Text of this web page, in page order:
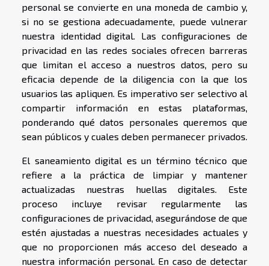
personal se convierte en una moneda de cambio y,
si no se gestiona adecuadamente, puede vulnerar
nuestra identidad digital. Las configuraciones de
privacidad en las redes sociales ofrecen barreras
que limitan el acceso a nuestros datos, pero su
eficacia depende de la diligencia con la que los
usuarios las apliquen. Es imperativo ser selectivo al
compartir información en estas plataformas,
ponderando qué datos personales queremos que
sean públicos y cuales deben permanecer privados.
El saneamiento digital es un término técnico que
refiere a la práctica de limpiar y mantener
actualizadas nuestras huellas digitales. Este
proceso incluye revisar regularmente las
configuraciones de privacidad, asegurándose de que
estén ajustadas a nuestras necesidades actuales y
que no proporcionen más acceso del deseado a
nuestra información personal. En caso de detectar